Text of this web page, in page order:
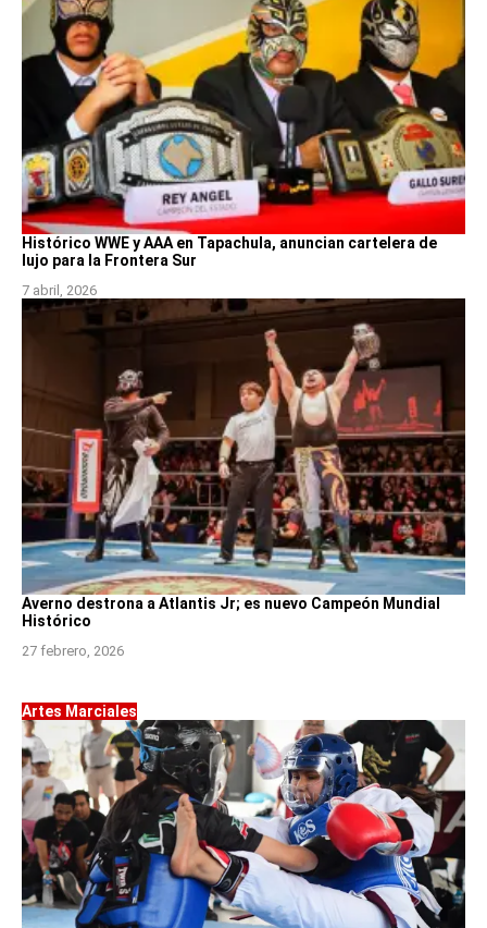
Histórico WWE y AAA en Tapachula, anuncian cartelera de
lujo para la Frontera Sur
7 abril, 2026
Averno destrona a Atlantis Jr; es nuevo Campeón Mundial
Histórico
27 febrero, 2026
Artes Marciales